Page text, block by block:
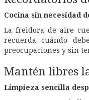
Cocina sin necesidad
La freidora de aire
recuerda cuándo
preocupaciones y sin
Mantén libres
Limpieza sencilla